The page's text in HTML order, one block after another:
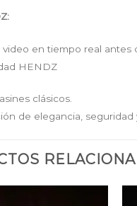
video en tiempo real antes
HENDZ
clásicos.
de elegancia, seguridad